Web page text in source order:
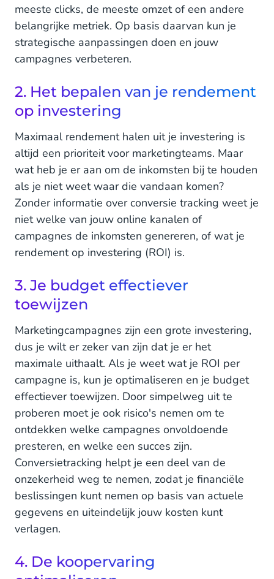
meeste clicks, de meeste omzet of een andere
belangrijke metriek. Op basis daarvan kun je
strategische aanpassingen doen en jouw
campagnes verbeteren.
2. Het bepalen van je rendement
op investering
Maximaal rendement halen uit je investering is
altijd een prioriteit voor marketingteams. Maar
wat heb je er aan om de inkomsten bij te houden
als je niet weet waar die vandaan komen?
Zonder informatie over conversie tracking weet je
niet welke van jouw online kanalen of
campagnes de inkomsten genereren, of wat je
rendement op investering (ROI) is.
3. Je budget effectiever
toewijzen
Marketingcampagnes zijn een grote investering,
dus je wilt er zeker van zijn dat je er het
maximale uithaalt. Als je weet wat je ROI per
campagne is, kun je optimaliseren en je budget
effectiever toewijzen. Door simpelweg uit te
proberen moet je ook risico's nemen om te
ontdekken welke campagnes onvoldoende
presteren, en welke een succes zijn.
Conversietracking helpt je een deel van de
onzekerheid weg te nemen, zodat je financiële
beslissingen kunt nemen op basis van actuele
gegevens en uiteindelijk jouw kosten kunt
verlagen.
4. De koopervaring